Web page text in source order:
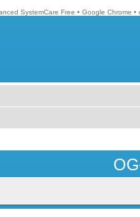
SystemCare Free • Google Chrome •